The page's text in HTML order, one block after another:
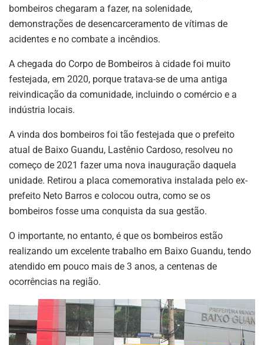
bombeiros chegaram a fazer, na solenidade,
demonstrações de desencarceramento de vítimas de
acidentes e no combate a incêndios.
A chegada do Corpo de Bombeiros à cidade foi muito
festejada, em 2020, porque tratava-se de uma antiga
reivindicação da comunidade, incluindo o comércio e a
indústria locais.
A vinda dos bombeiros foi tão festejada que o prefeito
atual de Baixo Guandu, Lastênio Cardoso, resolveu no
começo de 2021 fazer uma nova inauguração daquela
unidade. Retirou a placa comemorativa instalada pelo ex-
prefeito Neto Barros e colocou outra, como se os
bombeiros fosse uma conquista da sua gestão.
O importante, no entanto, é que os bombeiros estão
realizando um excelente trabalho em Baixo Guandu, tendo
atendido em pouco mais de 3 anos, a centenas de
ocorrências na região.